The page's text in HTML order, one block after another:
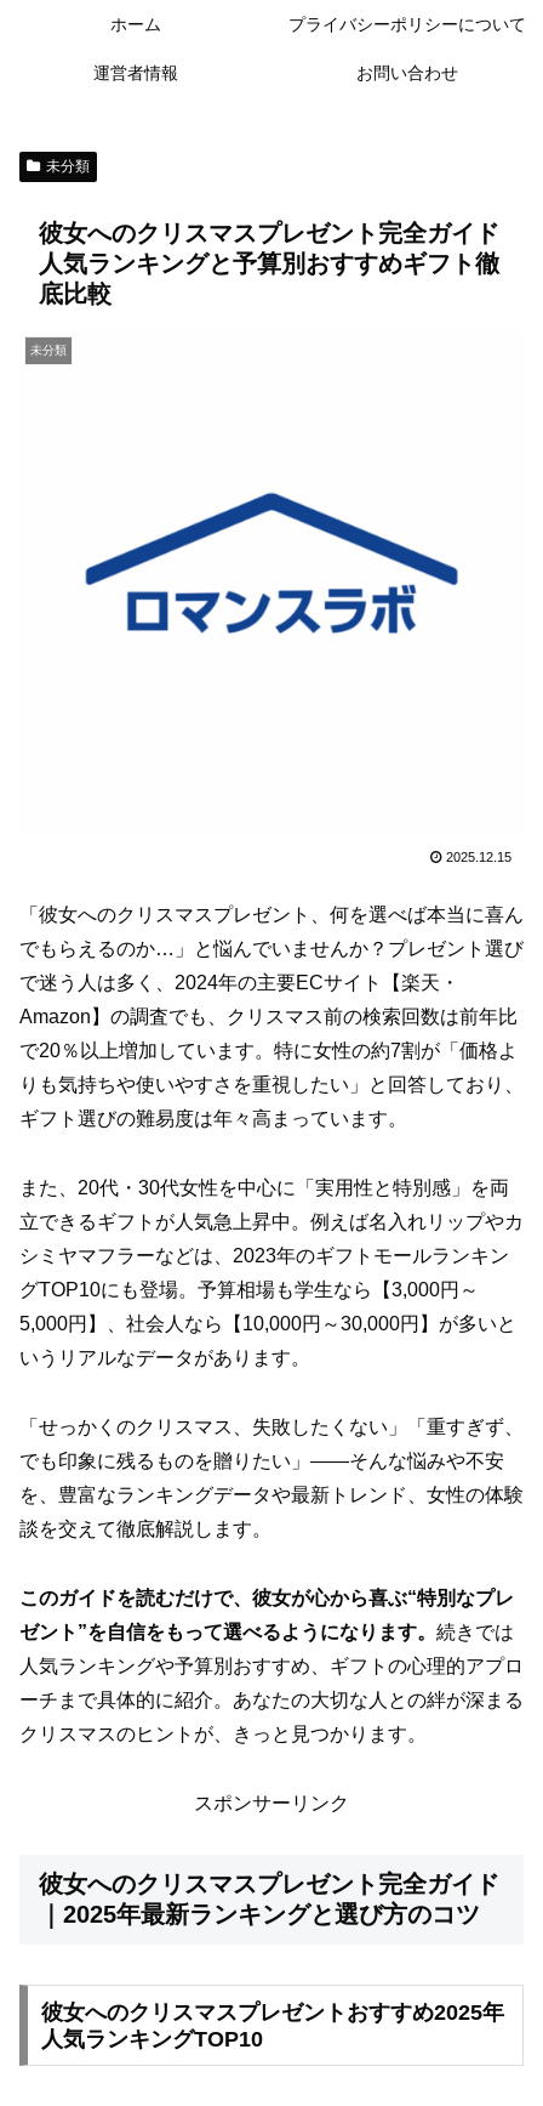
ホーム プライバシーポリシーについて
運営者情報 お問い合わせ
未分類
彼女へのクリスマスプレゼント完全ガイド
人気ランキングと予算別おすすめギフト徹
底比較
未分類
2025.12.15
「彼女へのクリスマスプレゼント、何を選べば本当に喜ん
でもらえるのか…」と悩んでいませんか？プレゼント選び
で迷う人は多く、2024年の主要ECサイト【楽天・
Amazon】の調査でも、クリスマス前の検索回数は前年比
で20％以上増加しています。特に女性の約7割が「価格よ
りも気持ちや使いやすさを重視したい」と回答しており、
ギフト選びの難易度は年々高まっています。
また、20代・30代女性を中心に「実用性と特別感」を両
立できるギフトが人気急上昇中。例えば名入れリップやカ
シミヤマフラーなどは、2023年のギフトモールランキン
グTOP10にも登場。予算相場も学生なら【3,000円～
5,000円】、社会人なら【10,000円～30,000円】が多いと
いうリアルなデータがあります。
「せっかくのクリスマス、失敗したくない」「重すぎず、
でも印象に残るものを贈りたい」――そんな悩みや不安
を、豊富なランキングデータや最新トレンド、女性の体験
談を交えて徹底解説します。
このガイドを読むだけで、彼女が心から喜ぶ“特別なプレ
ゼント”を自信をもって選べるようになります。 続きでは
人気ランキングや予算別おすすめ、ギフトの心理的アプロ
ーチまで具体的に紹介。あなたの大切な人との絆が深まる
クリスマスのヒントが、きっと見つかります。
スポンサーリンク
彼女へのクリスマスプレゼント完全ガイド
｜2025年最新ランキングと選び方のコツ
彼女へのクリスマスプレゼントおすすめ2025年
人気ランキングTOP10